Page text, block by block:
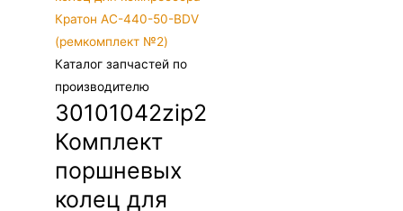
Каталог запчастей по
производителю
30101042zip2
Комплект
поршневых
колец для